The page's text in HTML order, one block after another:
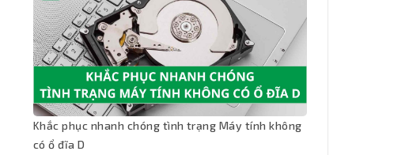
Khắc phục nhanh chóng tình trạng Máy tính không
có ổ đĩa D